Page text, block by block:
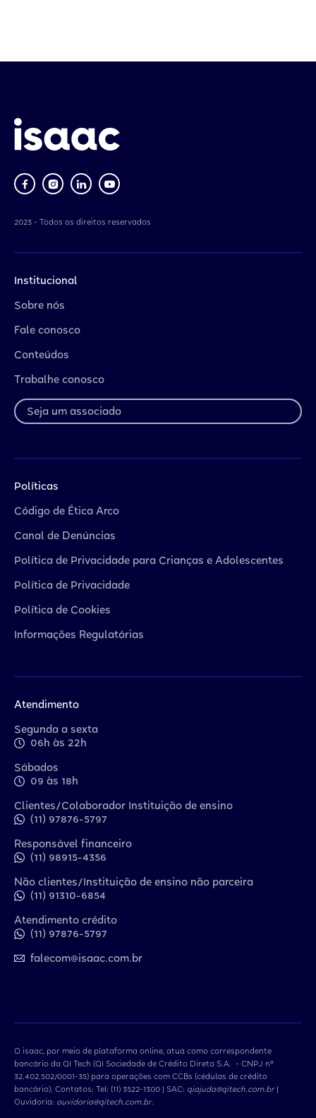
2023 - Todos os direitos reservados
Institucional
Sobre nós
Fale conosco
Conteúdos
Trabalhe conosco
Seja um associado
Políticas
Código de Ética Arco
Canal de Denúncias
Política de Privacidade para Crianças e Adolescentes
Política de Privacidade
Política de Cookies
Informações Regulatórias
Atendimento
Segunda a sexta
06h às 22h
Sábados
09 às 18h
Clientes/Colaborador Instituição de ensino
(11) 97876-5797
Responsável financeiro
(11) 98915-4356
Não clientes/Instituição de ensino não parceira
(11) 91310-6854
Atendimento crédito
(11) 97876-5797
falecom@isaac.com.br
O isaac, por meio de plataforma online, atua como correspondente
bancário da QI Tech (QI Sociedade de Crédito Direto S.A. - CNPJ nº
32.402.502/0001-35) para operações com CCBs (cédulas de crédito
bancário). Contatos: Tel: (11) 3522-1300 | SAC: qiajuda@qitech.com.br|
Ouvidoria: ouvidoria@qitech.com.br.